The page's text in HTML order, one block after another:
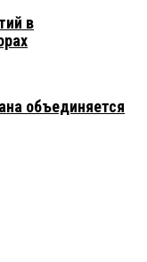
в
объединяется